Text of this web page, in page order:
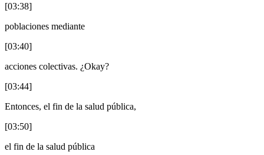
[03:38]
poblaciones mediante
[03:40]
acciones colectivas. ¿Okay?
[03:44]
Entonces, el fin de la salud pública,
[03:50]
el fin de la salud pública